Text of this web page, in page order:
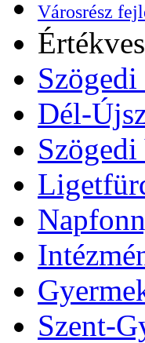
Városrész
Dél-
Szent-